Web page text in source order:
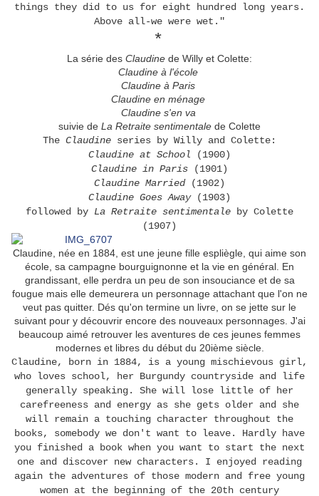
things they did to us for eight hundred long years.
Above all-we were wet."
*
La série des Claudine de Willy et Colette:
Claudine à l'école
Claudine à Paris
Claudine en ménage
Claudine s'en va
suivie de La Retraite sentimentale de Colette
The Claudine series by Willy and Colette:
Claudine at School
(1900)
Claudine in Paris
(1901)
Claudine Married (1902)
Claudine Goes Away (1903)
followed by La Retraite sentimentale by Colette
(1907)
Claudine, née en 1884, est une jeune fille espliègle, qui aime son
école, sa campagne bourguignonne et la vie en général. En
grandissant, elle perdra un peu de son insouciance et de sa
fougue mais elle demeurera un personnage attachant que l'on ne
veut pas quitter. Dés qu'on termine un livre, on se jette sur le
suivant pour y découvrir encore des nouveaux personnages. J'ai
beaucoup aimé retrouver les aventures de ces jeunes femmes
modernes et libres du début du 20ième siècle.
Claudine, born in 1884, is a young mischievous girl,
who loves school, her Burgundy countryside and life
generally speaking. She will lose little of her
carefreeness and energy as she gets older and she
will remain a touching character throughout the
books, somebody we don't want to leave. Hardly have
you finished a book when you want to start the next
one and discover new characters. I enjoyed reading
again the adventures of those modern and free young
women at the beginning of the 20th century